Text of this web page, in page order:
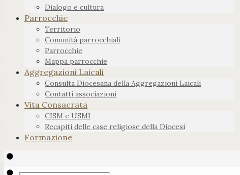
Dialogo e cultura
Parrocchie
Territorio
Comunità parrocchiali
Parrocchie
Mappa parrocchie
Aggregazioni Laicali
Consulta Diocesana della Aggregazioni Laicali
Contatti associazioni
Vita Consacrata
CISM e USMI
Recapiti delle case religiose della Diocesi
Formazione